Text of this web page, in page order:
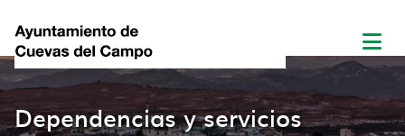
Dependencias y servicios